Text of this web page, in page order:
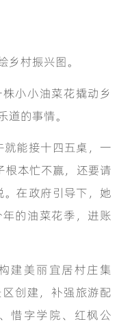
村振兴图。
小小油菜花撬动乡
的事情。
能接十四五桌，一
根本忙不赢，还要请
。在政府引导下，她
的油菜花季，进账
美丽宜居村庄集
创建，补强旅游配
惜字学院、红枫公